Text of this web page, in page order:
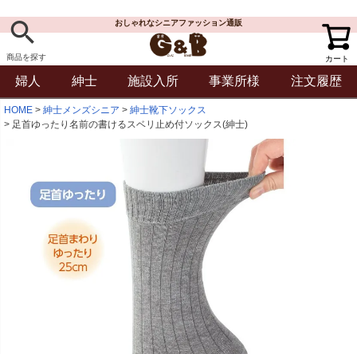
商品を探す
おしゃれなシニアファッション通販
カート
婦人 紳士 施設入所 事業所様 注文履歴
HOME 紳士メンズシニア
紳士靴下ソックス
足首ゆったり名前の書けるスベリ止め付ソックス(紳士)